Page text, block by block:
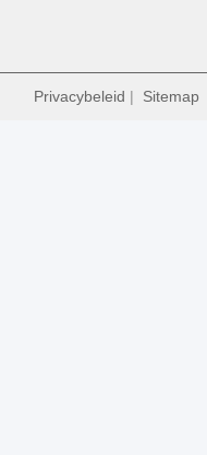
Privacybeleid | Sitemap